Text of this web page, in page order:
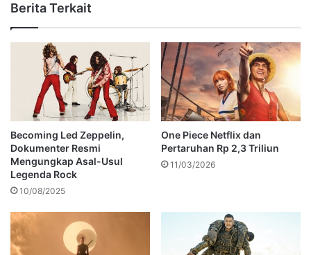
Berita Terkait
Becoming Led Zeppelin,
Dokumenter Resmi
Mengungkap Asal-Usul
Legenda Rock
10/08/2025
One Piece Netflix dan
Pertaruhan Rp 2,3 Triliun
11/03/2026